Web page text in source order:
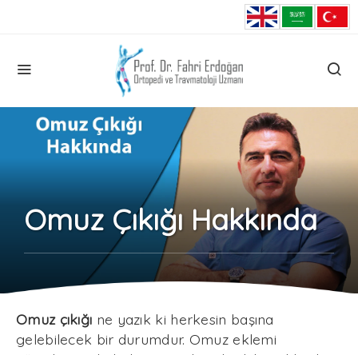
Omuz Çıkığı Hakkında
Omuz çıkığı ne yazık ki herkesin başına
gelebilecek bir durumdur. Omuz eklemi